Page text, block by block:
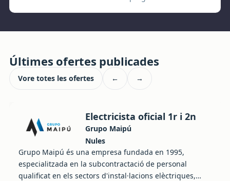
Últimes ofertes publicades
Vore totes les ofertes ← →
Electricista oficial 1r i 2n
Grupo Maipú
Nules
Grupo Maipú és una empresa fundada en 1995,
especialitzada en la subcontractació de personal
qualificat en els sectors d'instal·lacions elèctriques,